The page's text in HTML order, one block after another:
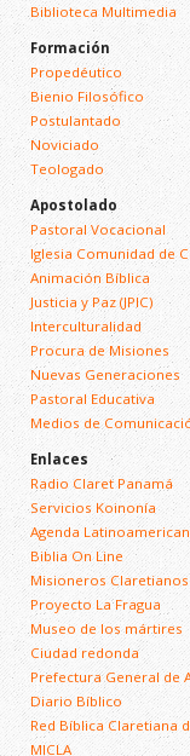
Biblioteca Multimedia
Formación
Propedéutico
Bienio Filosófico
Postulantado
Noviciado
Teologado
Apostolado
Pastoral Vocacional
Iglesia Comunidad de
Animación Bíblica
Justicia y Paz (JPIC)
Interculturalidad
Procura de Misiones
Nuevas Generaciones
Pastoral Educativa
Medios de
Enlaces
Radio Claret Panamá
Servicios Koinonía
Agenda
Biblia On Line
Misioneros Claretianos
Proyecto La Fragua
Museo de los mártires
Ciudad redonda
Prefectura General de
Diario Bíblico
Red Bíblica Claretiana
MICLA